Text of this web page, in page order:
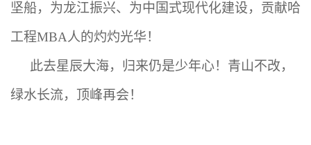
坚船，为龙江振兴、为中国式现代化建设，贡献哈
工程MBA人的灼灼光华！
此去星辰大海，归来仍是少年心！青山不改，
绿水长流，顶峰再会！